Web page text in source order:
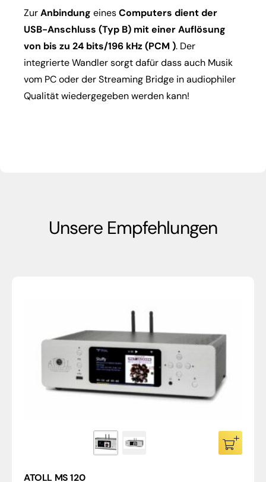
ZurAnbindung einesComputers dient der
USB-Anschluss (Typ B) mit einer Auflösung
von bis zu 24 bits/196 kHz (PCM ). Der
integrierte Wandler sorgt dafür dass auch Musik
vom PC oder der Streaming Bridge in audiophiler
Qualität wiedergegeben werden kann!
Unsere Empfehlungen
ATOLL MS 120